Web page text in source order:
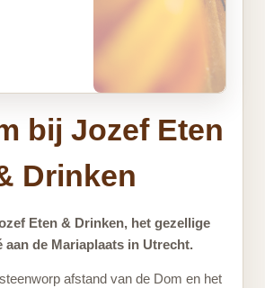
bij Jozef Eten
Drinken
Eten & Drinken, het gezellige
aan de Mariaplaats in Utrecht.
afstand van de Dom en het